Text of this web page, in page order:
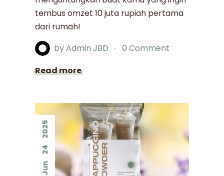
tembus omzet 10 juta rupiah pertama
dari rumah!
byAdmin JBD
0 Comment
Read more
Jun
24
2025